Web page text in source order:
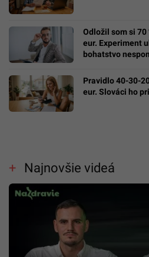
Odložil som si 70
eur. Experiment
bohatstvo
Pravidlo 40-30-
eur. Slováci ho
Najnovšie videá